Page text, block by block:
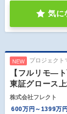
気に
NEW プロジェクト
【フルリモ―
東証グロース
株式会社フレクト
600万円～1399万円